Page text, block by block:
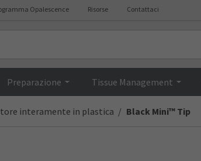
Opalescence Risorse Contattaci
Preparazione Tissue Management
interamente in plastica Black Mini™ Tip